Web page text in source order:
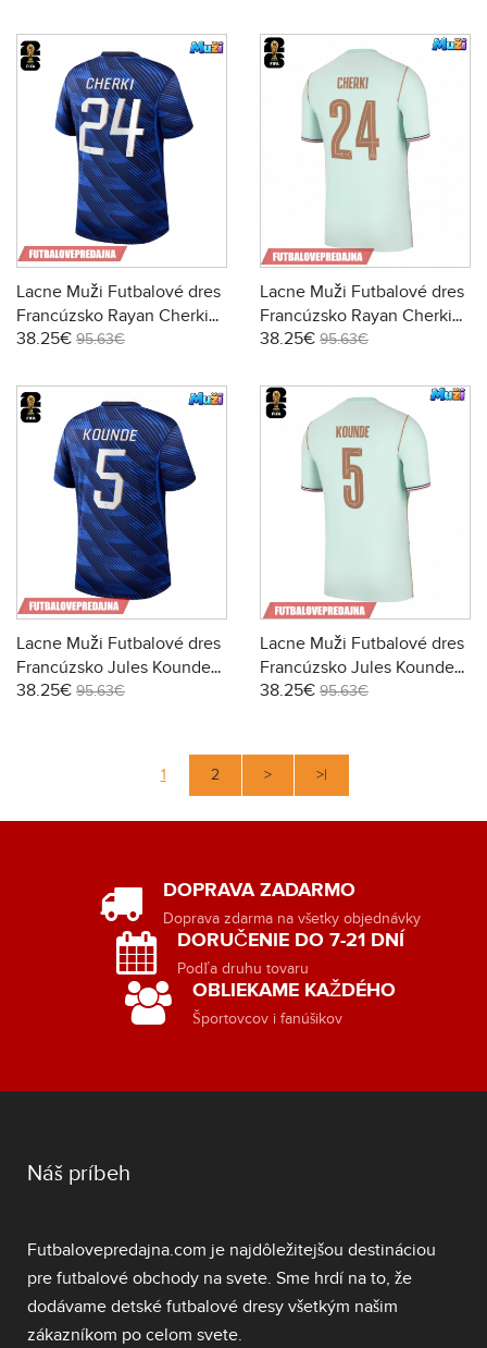
Lacne Muži Futbalové dres
Francúzsko Rayan Cherki
#24 MS 2026 Krátky Rukáv
38.25€ 95.63€
Lacne Muži Futbalové dres
Francúzsko Rayan Cherki
#24 MS 2026 Krátky Rukáv
38.25€ 95.63€
Lacne Muži Futbalové dres
Francúzsko Jules Kounde
#5 MS 2026 Krátky Rukáv -
38.25€ 95.63€
Lacne Muži Futbalové dres
Francúzsko Jules Kounde
#5 MS 2026 Krátky Rukáv -
38.25€ 95.63€
1 2 > >|
DOPRAVA ZADARMO
Doprava zdarma na všetky objednávky
DORUČENIE DO 7-21 DNÍ
Podľa druhu tovaru
OBLIEKAME KAŽDÉHO
Športovcov i fanúšikov
Náš príbeh
Futbalovepredajna.com je najdôležitejšou destináciou
pre futbalové obchody na svete. Sme hrdí na to, že
dodávame detské futbalové dresy všetkým našim
zákazníkom po celom svete.